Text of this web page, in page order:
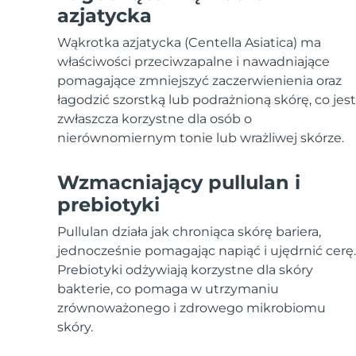
azjatycka
Wąkrotka azjatycka (Centella Asiatica) ma
właściwości przeciwzapalne i nawadniające
pomagające zmniejszyć zaczerwienienia oraz
łagodzić szorstką lub podrażnioną skórę, co jest
zwłaszcza korzystne dla osób o
nierównomiernym tonie lub wrażliwej skórze.
Wzmacniający pullulan i
prebiotyki
Pullulan działa jak chroniąca skórę bariera,
jednocześnie pomagając napiąć i ujędrnić cerę.
Prebiotyki odżywiają korzystne dla skóry
bakterie, co pomaga w utrzymaniu
zrównoważonego i zdrowego mikrobiomu
skóry.
All acne treatment devices
All revitalizing eye massagers
Pielęgnacja skóry KIWI™
Advanced pore care essentials
LUNA™ Dual-Peptide Scalp
Serum
For healthy hair
issa™ Teeth Whitening Gel
18% PAP
Kosmetyki Mężczyźni
FOREO APP
O NAS